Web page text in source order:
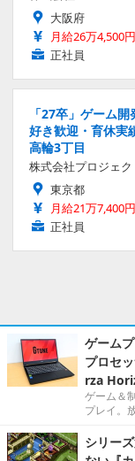
大阪府
月給26万4,500
正社員
「27卒」ゲーム
好き歓迎・育休実
高輪3丁目
株式会社プロジェ
東京都
月給21万7,400
正社員
ゲーム
プロセ
rza
ゲーム＆
プレイ。
シリー